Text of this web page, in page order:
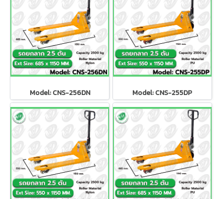
Model: CNS-256DN Model: CNS-255DP